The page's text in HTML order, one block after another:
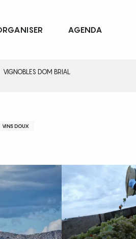
AGENDA
VIGNOBLES DOM BRIAL
VINS DOUX